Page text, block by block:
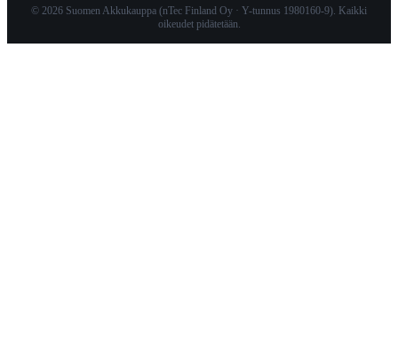
© 2026 Suomen Akkukauppa (nTec Finland Oy · Y-tunnus 1980160-9). Kaikki
oikeudet pidätetään.